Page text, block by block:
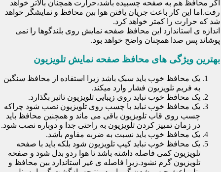
اگر محافظ هم به صفحه چسبیده باشد،حرارت همچنان بالاتر خواهد
رفت.اما این کار باعث جریان یافتن هوا بین محافظ و نمایشگر خواهد
شد که حرارت را کمتر خواهد کرد.
اندازه ی استاندارد این محافظ صفحه نمایش روی بلندگوها را نمی
پوشاند پس صدا همچنان واضح خواهد بود.
بهترین ویژگی های محافظ صفحه نمایش تلویزیون
یک محافظ خوب باید سبک باشد زیرا استفاده از محافظ سنگین
به فریم تلویزیون فشار وارد میکند.
یک محافظ خوب نباید روی زیبایی تلویزیون تاثیر بگذارد.
یک محافظ خوب نباید با چسب روی تلویزیون نصب شود چراکه
چسب روی قاب تلویزیون باقی می ماند و همچنین محافظ باید
در زمان تمییز کردن تلویزیون به راحتی جدا و دوباره نصب شود.
یک محافظ خوب باید نسبت به ضربه مقاوم باشد.
یک محافظ خوب نباید کیپ تلویزیون شود بلکه باید با صفحه
تلویزیون کمی فاصله داشته باشد تا هوا ردو بدل شود و صفحه
تلویزیون گرم نشود.زیرا فاصله ی غیر استاندارد بین محافظ و